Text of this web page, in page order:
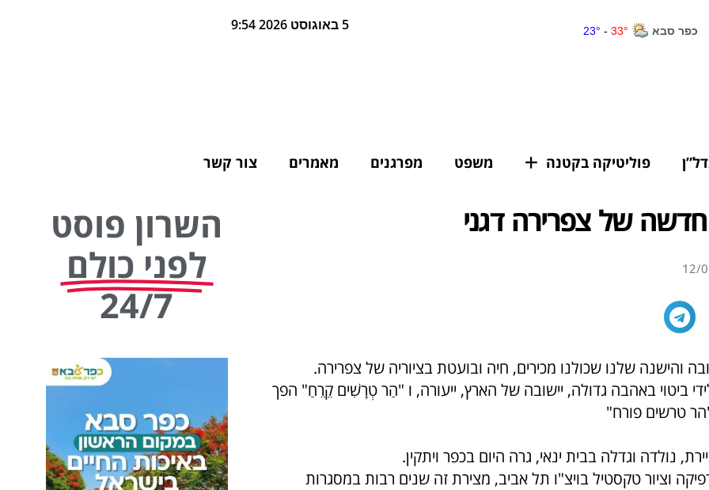
5 באוגוסט 2026 9:54
פוליטיקה בקטנה משפט מפרגנים מאמרים צור קשר
של צפרירה דגני
12/
והישנה שלנו שכולנו מכירים, חיה ובועטת בציוריה של צפרירה.
ביטוי באהבה גדולה, יישובה של הארץ, ייעורה, ו "הַר טְרָשִׁים קֵרֵחַ" הפך
טרשים פורח"
נולדה וגדלה בבית ינאי, גרה היום בכפר ויתקין.
וציור טקסטיל בויצ"ו תל אביב, מצירת זה שנים רבות במסגרות
השרון פוסט
לפני כולם
24/7